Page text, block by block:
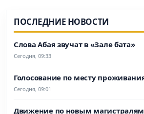
ПОСЛЕДНИЕ НОВОСТИ
Слова Абая звучат в «Зале бата»
Сегодня, 09:33
Голосование по месту
Сегодня, 09:01
Движение по новым